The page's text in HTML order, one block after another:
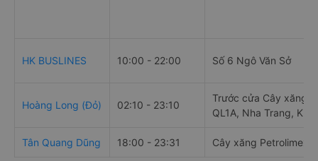
HK BUSLINES 10:00 - 22:00 Số 6 Ngô Văn Sở
Hoàng Long (Đỏ) 02:10 - 23:10
Trước cửa Cây xăng
QL1A, Nha Trang,
Tân Quang Dũng 18:00 - 23:31 Cây xăng Petrolimex